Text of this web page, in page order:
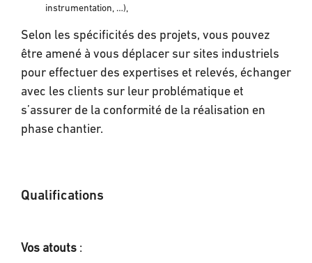
instrumentation, …),
Selon les spécificités des projets, vous pouvez
être amené à vous déplacer sur sites industriels
pour effectuer des expertises et relevés, échanger
avec les clients sur leur problématique et
s’assurer de la conformité de la réalisation en
phase chantier.
Qualifications
Vos atouts :